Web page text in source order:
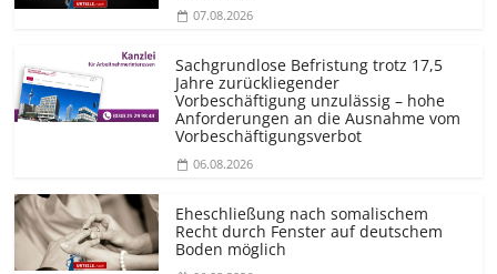
07.08.2026
Sachgrundlose Befristung trotz 17,5
Jahre zurückliegender
Vorbeschäftigung unzulässig – hohe
Anforderungen an die Ausnahme vom
Vorbeschäf­tigungsverbot
06.08.2026
Eheschließung nach somalischem
Recht durch Fenster auf deutschem
Boden möglich